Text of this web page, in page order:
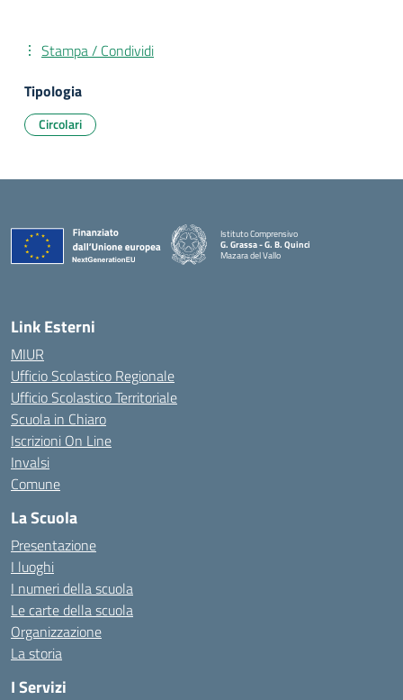
Stampa / Condividi
Tipologia
Circolari
Istituto Comprensivo
G. Grassa - G. B. Quinci
Mazara del Vallo
Link Esterni
MIUR
Ufficio Scolastico Regionale
Ufficio Scolastico Territoriale
Scuola in Chiaro
Iscrizioni On Line
Invalsi
Comune
La Scuola
Presentazione
I luoghi
I numeri della scuola
Le carte della scuola
Organizzazione
La storia
I Servizi